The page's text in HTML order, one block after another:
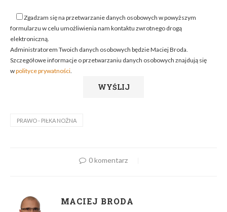
Zgadzam się na przetwarzanie danych osobowych w powyższym
formularzu w celu umożliwienia nam kontaktu zwrotnego drogą
elektroniczną.
Administratorem Twoich danych osobowych będzie Maciej Broda.
Szczegółowe informacje o przetwarzaniu danych osobowych znajdują się
wpolityce prywatności
PRAWO - PIŁKA NOŻNA
0 komentarz
MACIEJ BRODA